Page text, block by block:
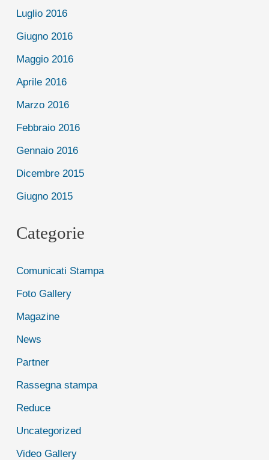
Luglio 2016
Giugno 2016
Maggio 2016
Aprile 2016
Marzo 2016
Febbraio 2016
Gennaio 2016
Dicembre 2015
Giugno 2015
Categorie
Comunicati Stampa
Foto Gallery
Magazine
News
Partner
Rassegna stampa
Reduce
Uncategorized
Video Gallery